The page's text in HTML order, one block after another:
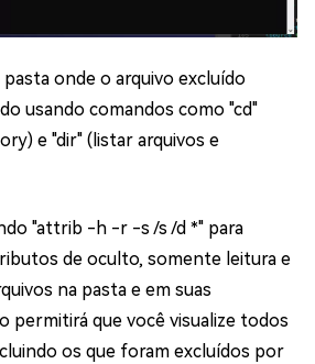
pasta onde o arquivo excluído
usando comandos como "cd"
e "dir" (listar arquivos e
"attrib -h -r -s /s /d *" para
de oculto, somente leitura e
na pasta e em suas
permitirá que você visualize todos
os que foram excluídos por